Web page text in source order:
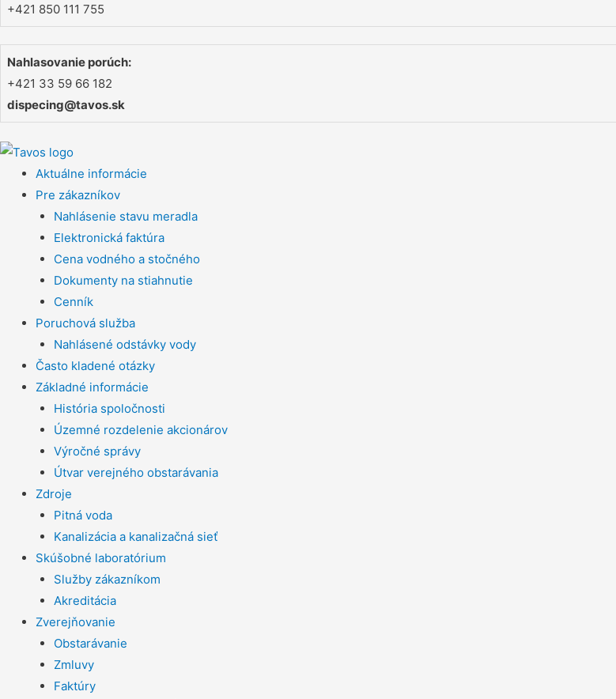
+421 850 111 755
Nahlasovanie porúch:
+421 33 59 66 182
dispecing@tavos.sk
Aktuálne informácie
Pre zákazníkov
Nahlásenie stavu meradla
Elektronická faktúra
Cena vodného a stočného
Dokumenty na stiahnutie
Cenník
Poruchová služba
Nahlásené odstávky vody
Často kladené otázky
Základné informácie
História spoločnosti
Územné rozdelenie akcionárov
Výročné správy
Útvar verejného obstarávania
Zdroje
Pitná voda
Kanalizácia a kanalizačná sieť
Skúšobné laboratórium
Služby zákazníkom
Akreditácia
Zverejňovanie
Obstarávanie
Zmluvy
Faktúry